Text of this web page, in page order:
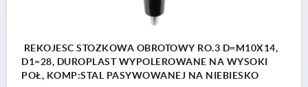
REKOJESC STOZKOWA OBROTOWY RO.3 D=M10X14,
D1=28, DUROPLAST WYPOLEROWANE NA WYSOKI
POŁ, KOMP:STAL PASYWOWANEJ NA NIEBIESKO